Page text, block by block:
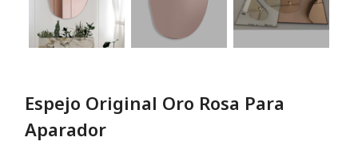
Espejo Original Oro Rosa Para
Aparador